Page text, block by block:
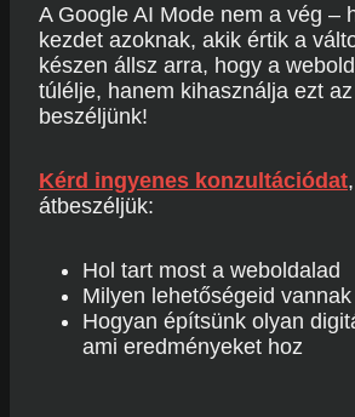
A Google AI Mode nem a vég –
kezdet azoknak, akik értik a
készen állsz arra, hogy a
túlélje, hanem kihasználja ezt
beszéljünk!
Kérd ingyenes konzultációdat
átbeszéljük:
Hol tart most a weboldalad
Milyen lehetőségeid
Hogyan építsünk olyan
ami eredményeket hoz